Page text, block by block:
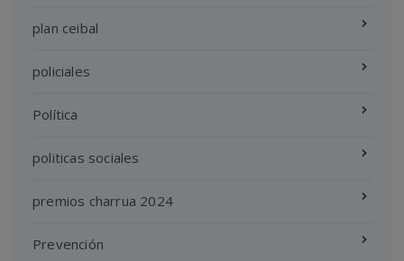
plan ceibal
policiales
Política
politicas sociales
premios charrua 2024
Prevención